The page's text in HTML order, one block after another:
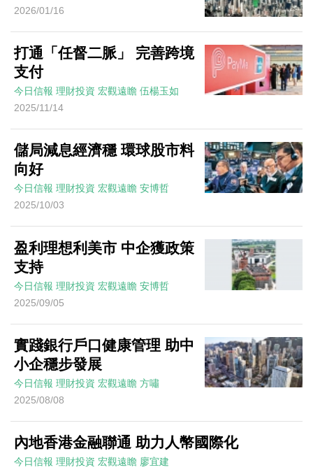
2026/01/16
打通「任督二脈」 完善跨境
支付
今日信報 理財投資 宏觀遠瞻 伍楊玉如
2025/11/14
儲局減息經濟穩 環球股市料
向好
今日信報 理財投資 宏觀遠瞻 安博哲
2025/10/03
盈利理想利美市 中企獲政策
支持
今日信報 理財投資 宏觀遠瞻 安博哲
2025/09/05
實踐銀行戶口健康管理 助中
小企穩步發展
今日信報 理財投資 宏觀遠瞻 方嘯
2025/08/08
內地香港金融聯通 助力人幣國際化
今日信報 理財投資 宏觀遠瞻 廖宜建